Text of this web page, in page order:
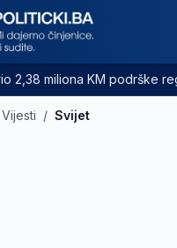
Vijesti / Svijet